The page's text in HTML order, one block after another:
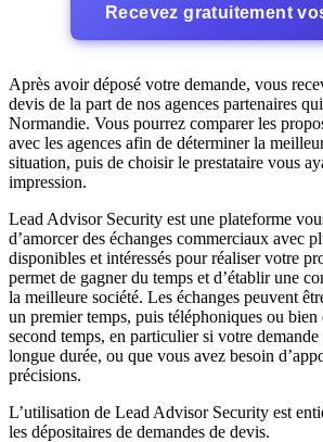
Recevez gratuitement
Après avoir déposé votre demande, vous
devis de la part de nos agences partenaires
Normandie. Vous pourrez comparer les
avec les agences afin de déterminer la
situation, puis de choisir le prestataire vous
impression.
Lead Advisor Security est une plateforme
d’amorcer des échanges commerciaux avec
disponibles et intéressés pour réaliser votre
permet de gagner du temps et d’établir une
la meilleure société. Les échanges peuvent
un premier temps, puis téléphoniques ou bien
second temps, en particulier si votre
longue durée, ou que vous avez besoin
précisions.
L’utilisation de Lead Advisor Security est
les dépositaires de demandes de devis.